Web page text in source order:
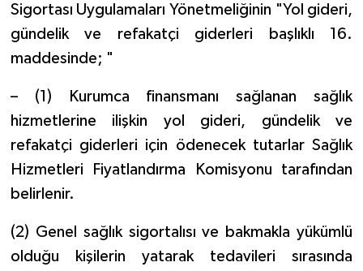
Sigortası Uygulamaları Yönetmeliğinin "Yol gideri,
gündelik ve refakatçi giderleri başlıklı 16.
maddesinde; "
– (1) Kurumca finansmanı sağlanan sağlık
hizmetlerine ilişkin yol gideri, gündelik ve
refakatçi giderleri için ödenecek tutarlar Sağlık
Hizmetleri Fiyatlandırma Komisyonu tarafından
belirlenir.
(2) Genel sağlık sigortalısı ve bakmakla yükümlü
olduğu kişilerin yatarak tedavileri sırasında